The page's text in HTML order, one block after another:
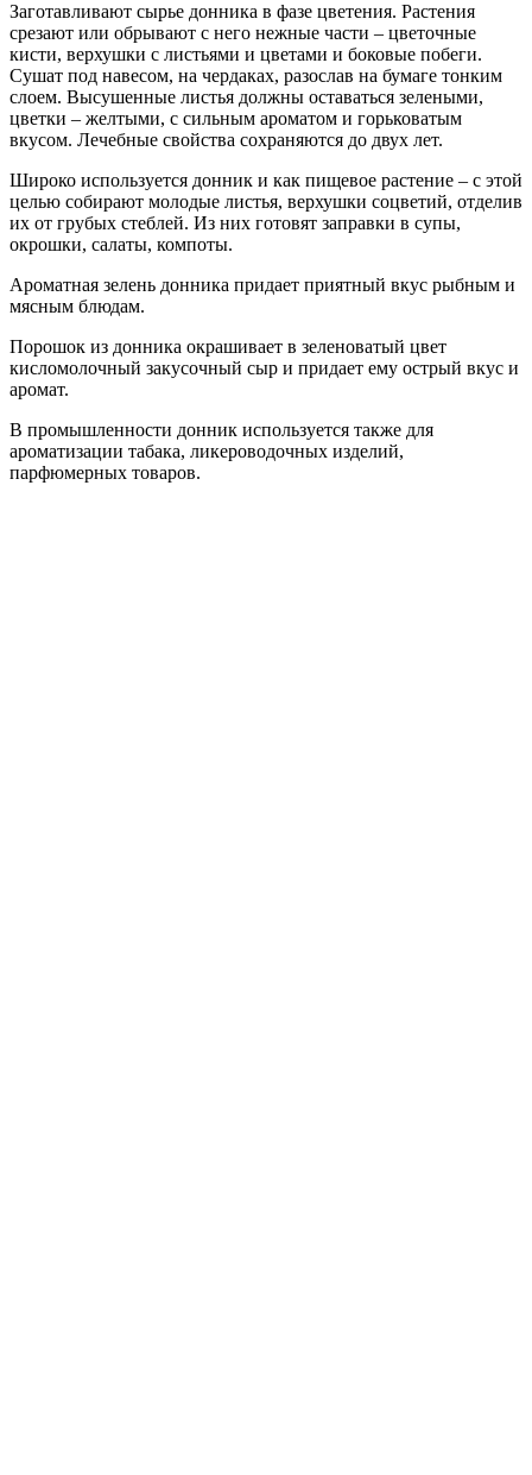
Заготавливают сырье донника в фазе цветения. Растения
срезают или обрывают с него нежные части – цветочные
кисти, верхушки с листьями и цветами и боковые побеги.
Сушат под навесом, на чердаках, разослав на бумаге тонким
слоем. Высушенные листья должны оставаться зелеными,
цветки – желтыми, с сильным ароматом и горьковатым
вкусом. Лечебные свойства сохраняются до двух лет.
Широко используется донник и как пищевое растение – с этой
целью собирают молодые листья, верхушки соцветий, отделив
их от грубых стеблей. Из них готовят заправки в супы,
окрошки, салаты, компоты.
Ароматная зелень донника придает приятный вкус рыбным и
мясным блюдам.
Порошок из донника окрашивает в зеленоватый цвет
кисломолочный закусочный сыр и придает ему острый вкус и
аромат.
В промышленности донник используется также для
ароматизации табака, ликероводочных изделий,
парфюмерных товаров.